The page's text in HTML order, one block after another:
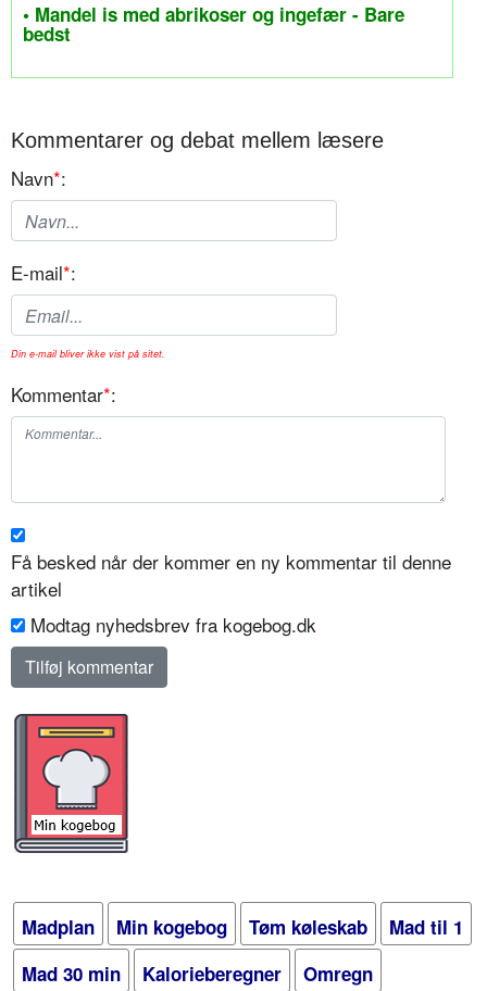
• Mandel is med abrikoser og ingefær - Bare
bedst
Kommentarer og debat mellem læsere
Navn*:
E-mail*:
Din e-mail bliver ikke vist på sitet.
Kommentar*:
Få besked når der kommer en ny kommentar til denne
artikel
Modtag nyhedsbrev fra kogebog.dk
Madplan Min kogebog Tøm køleskab
Mad til 1
Mad 30 min
Kalorieberegner Omregn